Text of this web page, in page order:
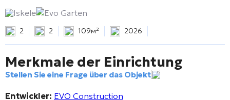
Iskele Evo Garten
2 2 109м² 2026
Merkmale der Einrichtung
Stellen Sie eine Frage über das Objekt
Entwickler: EVO Construction